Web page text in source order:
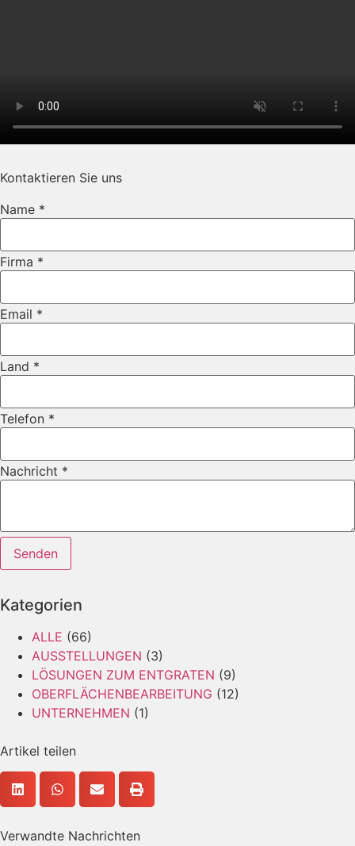
Kontaktieren Sie uns
Name *
Firma *
Email *
Land *
Telefon *
Nachricht *
Layout
Email
Telefon
Senden
Kategorien
ALLE (66)
AUSSTELLUNGEN (3)
LÖSUNGEN ZUM ENTGRATEN (9)
OBERFLÄCHENBEARBEITUNG (12)
UNTERNEHMEN (1)
Artikel teilen
Verwandte Nachrichten